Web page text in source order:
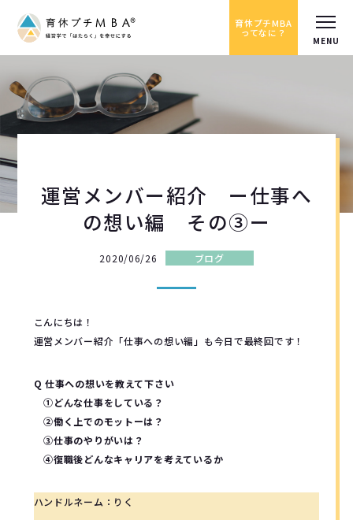
育休プチMBA
ってなに？
運営メンバー紹介 ー仕事へ
の想い編 その③ー
2020/06/26 ブログ
こんにちは！
運営メンバー紹介「仕事への想い編」も今日で最終回です！
Q 仕事への想いを教えて下さい
①どんな仕事をしている？
②働く上でのモットーは？
③仕事のやりがいは？
④復職後どんなキャリアを考えているか
ハンドルネーム：りく